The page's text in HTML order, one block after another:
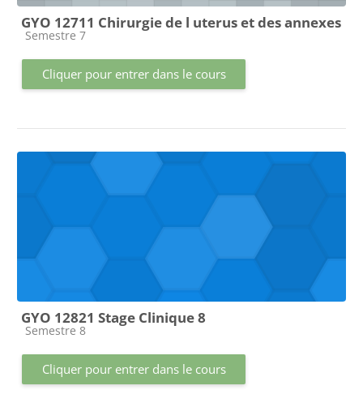
GYO 12711 Chirurgie de l uterus et des annexes
Catégorie de cours
Semestre 7
Cliquer pour entrer dans le cours
GYO 12821 Stage Clinique 8
Catégorie de cours
Semestre 8
Cliquer pour entrer dans le cours